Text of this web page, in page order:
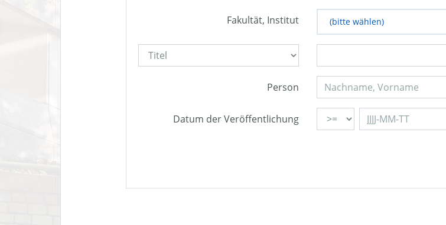
Fakultät, Institut (bitte wählen)
Person
Datum der Veröffentlichung